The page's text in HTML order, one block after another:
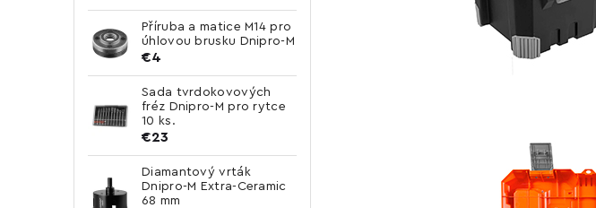
Příruba a matice M14 pro
úhlovou brusku Dnipro-M
€4
Sada tvrdokovových
fréz Dnipro-M pro rytce
10 ks.
€23
Diamantový vrták
Dnipro-M Extra-Ceramic
68 mm